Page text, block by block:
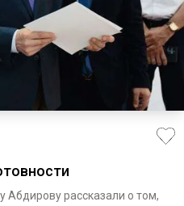
рассказали о том,